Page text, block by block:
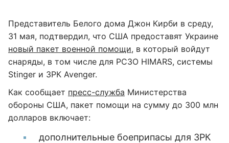
Представитель Белого дома Джон Кирби в среду,
31 мая, подтвердил, что США предоставят Украине
новый пакет военной помощи, в который войдут
снаряды, в том числе для РСЗО HIMARS, системы
Stinger и ЗРК Avenger.
Как сообщает пресс-служба Министерства
обороны США, пакет помощи на сумму до 300 млн
долларов включает:
дополнительные боеприпасы для ЗРК